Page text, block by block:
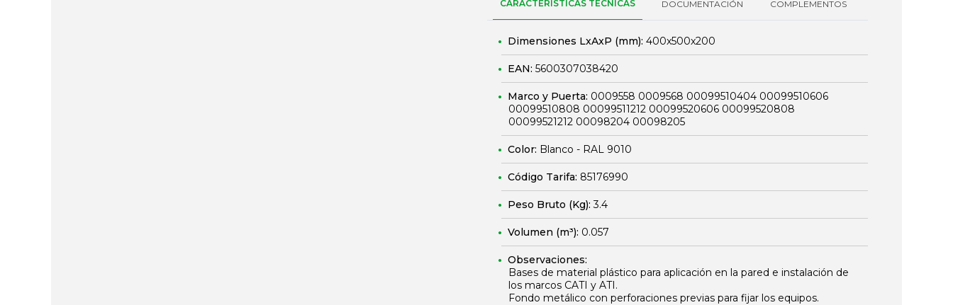
CARACTERÍSTICAS TÉCNICAS DOCUMENTACIÓN COMPLEMENTOS
Dimensiones LxAxP (mm): 400x500x200
EAN: 5600307038420
Marco y Puerta: 0009558 0009568 00099510404 00099510606
00099510808 00099511212 00099520606 00099520808
00099521212 00098204 00098205
Color: Blanco - RAL 9010
Código Tarifa: 85176990
Peso Bruto (Kg):3.4
Volumen (m³): 0.057
Observaciones:
Bases de material plástico para aplicación en la pared e instalación de
los marcos CATI y ATI.
Fondo metálico con perforaciones previas para fijar los equipos.